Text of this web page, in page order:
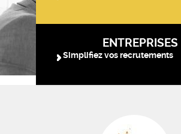
ENTREPRISES
Simplifiez vos recrutements